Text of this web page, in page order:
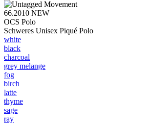
66.2010 NEW
OCS Polo
Schweres Unisex Piqué Polo
white
black
charcoal
grey melange
fog
birch
latte
thyme
sage
ray